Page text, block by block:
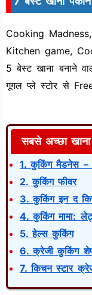
Cooking
Kitchen game,
5 बेस्ट खाना बनाने
गूगल प्ले स्टोर से
सबसे अच्छा खाना
1. कुकिंग मैडनेस –
2. कुकिंग फीवर
3. कुकिंग इन द
4. कुकिंग मामा:
5. हेल्स कुकिंग
6. क्रेजी कुकिंग
7. किचन स्टार